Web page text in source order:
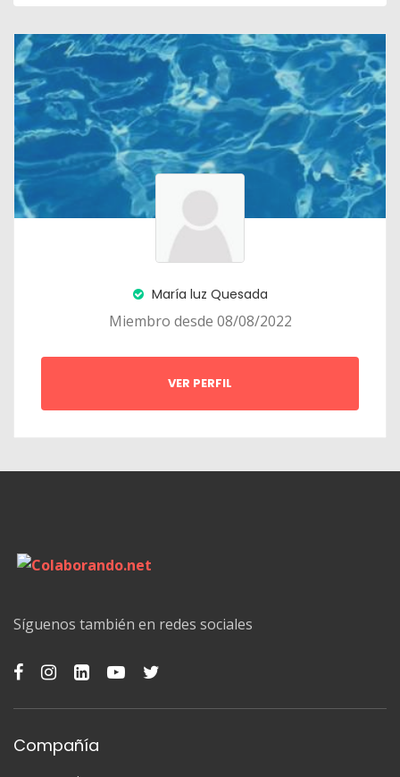
María luz Quesada
Miembro desde 08/08/2022
VER PERFIL
Síguenos también en redes sociales
Compañía